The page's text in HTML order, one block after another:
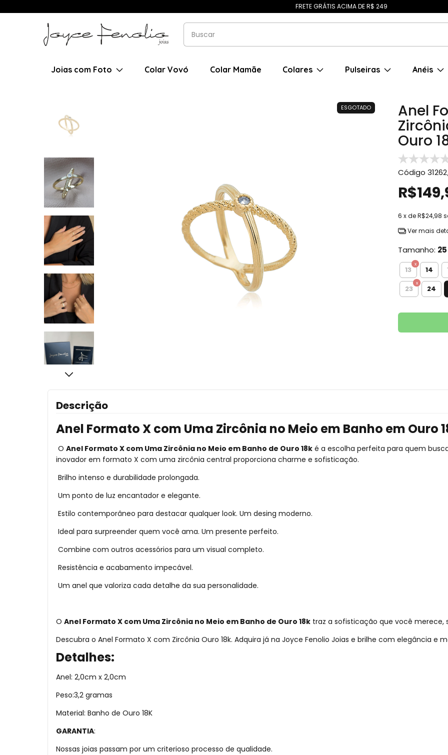
FRETE GRÁTIS ACIMA DE R$ 249
Joias com Foto Colar Vovó Colar Mamãe Colares Pulseiras Anéis
ESGOTADO Anel
Ouro
Código
6 x deR$24,98
Ver mais
Tamanho: 25
13 14
23
24
Descrição
Anel Formato X com Uma Zircônia no Meio em Banho em Ouro
O Anel Formato X com Uma Zircônia no Meio em Banho de Ouro 18k é a escolha perfeita para quem
inovador em formato X com uma zircônia central proporciona charme e sofisticação.
Brilho intenso e durabilidade prolongada.
Um ponto de luz encantador e elegante.
Estilo contemporâneo para destacar qualquer look. Um desing moderno.
Ideal para surpreender quem você ama. Um presente perfeito.
Combine com outros acessórios para um visual completo.
Resistência e acabamento impecável.
Um anel que valoriza cada detalhe da sua personalidade.
O Anel Formato X com Uma Zircônia no Meio em Banho de Ouro 18k traz a sofisticação que você merece,
Descubra o Anel Formato X com Zircônia Ouro 18k. Adquira já na Joyce Fenolio Joias e brilhe com elegância e
Detalhes:
Anel: 2,0cm x 2,0cm
Peso:3,2 gramas
Material: Banho de Ouro 18K
GARANTIA:
Nossas joias passam por um criterioso processo de qualidade.